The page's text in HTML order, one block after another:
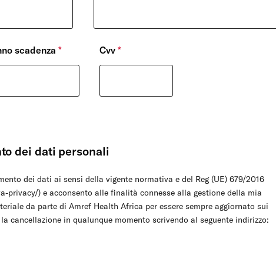
scadenza * Cvv*
dei dati personali
dei dati ai sensi della vigente normativa e del Reg (UE) 679/2016
privacy/) e acconsento alle finalità connesse alla gestione della mia
da parte di Amref Health Africa per essere sempre aggiornato sui
cancellazione in qualunque momento scrivendo al seguente indirizzo: